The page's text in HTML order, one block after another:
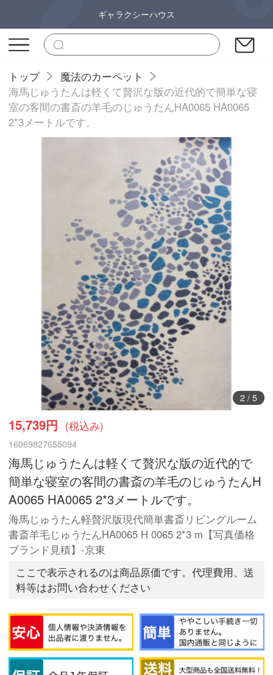
ギャラクシーハウス
トップ
魔法のカーペット
海馬じゅうたんは軽くて贅沢な版の近代的で簡単な寝
室の客間の書斎の羊毛のじゅうたんHA0065 HA0065
2*3メートルです。
3/ 5
15,739円 (税込み)
16069827655094
海馬じゅうたんは軽くて贅沢な版の近代的で
簡単な寝室の客間の書斎の羊毛のじゅうたんH
A0065 HA0065 2*3メートルです。
海馬じゅうたん軽贅沢版現代簡単書斎リビングルーム
書斎羊毛じゅうたんHA0065 H 0065 2*3 m【写真価格
ブランド見積】-京東
ここで表示されるのは商品原価です。代理費用、送
料等はお問い合わせください